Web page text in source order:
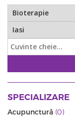
SPECIALIZARE
Acupunctură (0)